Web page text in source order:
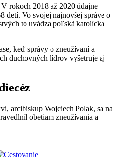
rokoch 2018 až 2020 údajne
detí. Vo svojej najnovšej správe o
to uvádza poľská katolícka
keď správy o zneužívaní a
duchovných lídrov vyšetruje aj
arcibiskup Wojciech Polak, sa na
obetiam zneužívania a